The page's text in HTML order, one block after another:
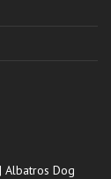
Albatros Dog